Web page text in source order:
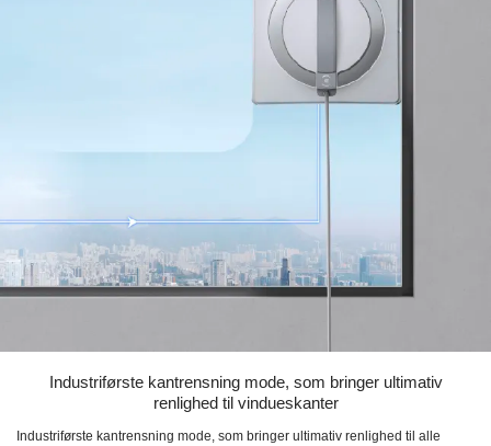
Industriførste kantrensning mode, som bringer ultimativ
renlighed til vindueskanter
Industriførste kantrensning mode, som bringer ultimativ renlighed til alle